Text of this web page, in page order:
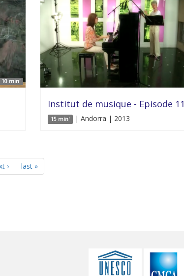
10 min'
Institut de musique - Episode 11
15 min' | Andorra | 2013
› last »